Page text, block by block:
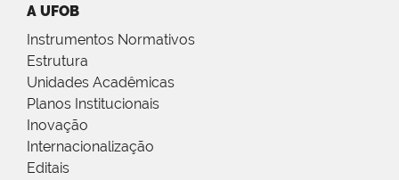
A UFOB
Instrumentos Normativos
Estrutura
Unidades Acadêmicas
Planos Institucionais
Inovação
Internacionalização
Editais